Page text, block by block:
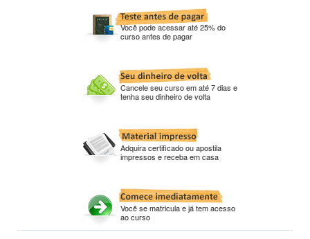
Você pode acessar até 25% do
curso antes de pagar
Cancele seu curso em até 7 dias e
tenha seu dinheiro de volta
Adquira certificado ou apostila
impressos e receba em casa
Você se matricula e já tem acesso
ao curso